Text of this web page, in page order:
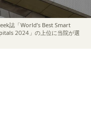
誌「World’s Best Smart
2024」の上位に当院が選